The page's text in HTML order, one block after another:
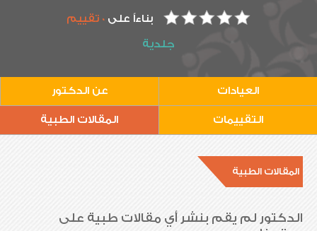
بناءاً على0 تقييم
جلدية
العيادات عن الدكتور
التقييمات المقالات الطبية
المقالات الطبية
الدكتور لم يقم بنشر أي مقالات طبية على